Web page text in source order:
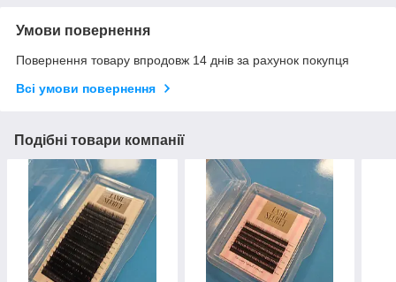
Умови повернення
Повернення товару впродовж 14 днів за рахунок покупця
Всі умови повернення
Подібні товари компанії